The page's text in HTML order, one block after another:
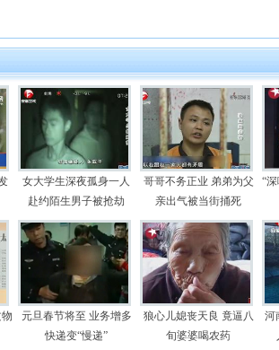
女大学生深夜孤身一人
赴约陌生男子被抢劫
哥哥不务正业 弟弟为父
亲出气被当街捅死
“
元旦春节将至 业务增多
快递变“慢递”
狼心儿媳丧天良 竟逼八
旬婆婆喝农药
河